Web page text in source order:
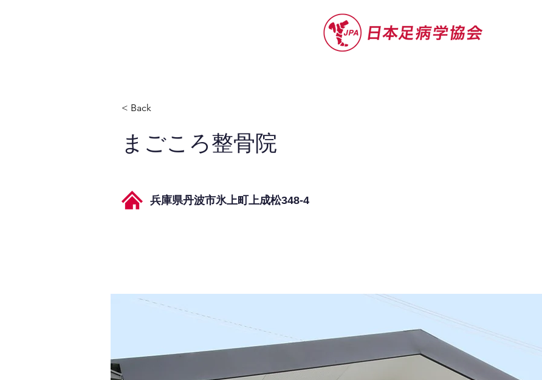
< Back
まごころ整骨院
兵庫県丹波市氷上町上成松348-4